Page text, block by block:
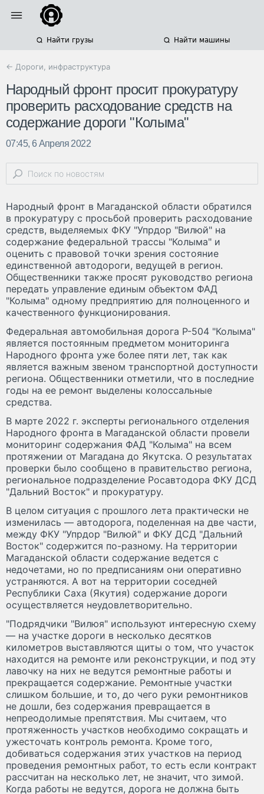
Найти грузы Найти машины
← Дороги, инфраструктура
Народный фронт просит прокуратуру
проверить расходование средств на
содержание дороги "Колыма"
07:45, 6 Апреля 2022
Народный фронт в Магаданской области обратился
в прокуратуру с просьбой проверить расходование
средств, выделяемых ФКУ "Упрдор "Вилюй" на
содержание федеральной трассы "Колыма" и
оценить с правовой точки зрения состояние
единственной автодороги, ведущей в регион.
Общественники также просят руководство региона
передать управление единым объектом ФАД
"Колыма" одному предприятию для полноценного и
качественного функционирования.
Федеральная автомобильная дорога Р-504 "Колыма"
является постоянным предметом мониторинга
Народного фронта уже более пяти лет, так как
является важным звеном транспортной доступности
региона. Общественники отметили, что в последние
годы на ее ремонт выделены колоссальные
средства.
В марте 2022 г. эксперты регионального отделения
Народного фронта в Магаданской области провели
мониторинг содержания ФАД "Колыма" на всем
протяжении от Магадана до Якутска. О результатах
проверки было сообщено в правительство региона,
региональное подразделение Росавтодора ФКУ ДСД
"Дальний Восток" и прокуратуру.
В целом ситуация с прошлого лета практически не
изменилась — автодорога, поделенная на две части,
между ФКУ "Упрдор "Вилюй" и ФКУ ДСД "Дальний
Восток" содержится по-разному. На территории
Магаданской области содержание ведется с
недочетами, но по предписаниям они оперативно
устраняются. А вот на территории соседней
Республики Саха (Якутия) содержание дороги
осуществляется неудовлетворительно.
"Подрядчики "Вилюя" используют интересную схему
— на участке дороги в несколько десятков
километров выставляются щиты о том, что участок
находится на ремонте или реконструкции, и под эту
лавочку на них не ведутся ремонтные работы и
прекращается содержание. Ремонтные участки
слишком большие, и то, до чего руки ремонтников
не дошли, без содержания превращается в
непреодолимые препятствия. Мы считаем, что
протяженность участков необходимо сокращать и
ужесточать контроль ремонта. Кроме того,
добиваться содержания этих участков на период
проведения ремонтных работ, то есть если контракт
рассчитан на несколько лет, не значит, что зимой.
Когда работы не ведутся, дорога не должна быть